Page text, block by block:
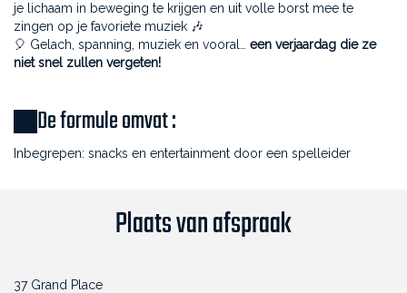
je lichaam in beweging te krijgen en uit volle borst mee te
zingen op je favoriete muziek 🎶
🎈 Gelach, spanning, muziek en vooral… een verjaardag die ze
niet snel zullen vergeten!
De formule omvat :
Inbegrepen: snacks en entertainment door een spelleider
Plaats van afspraak
37 Grand Place